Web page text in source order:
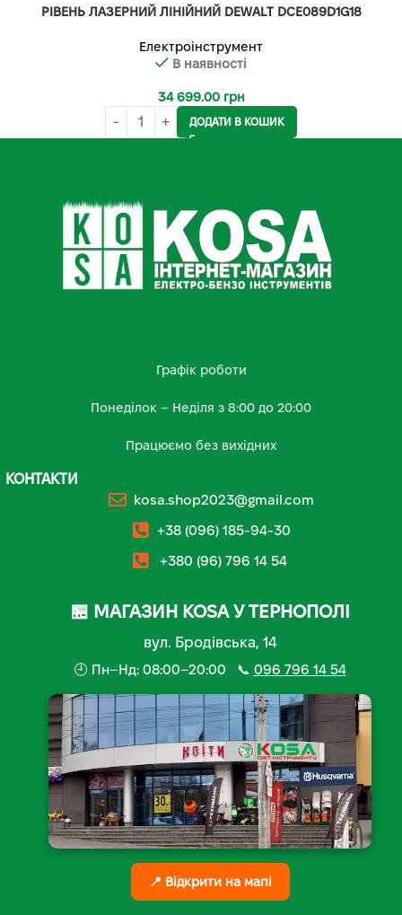
РІВЕНЬ ЛАЗЕРНИЙ ЛІНІЙНИЙ DEWALT DCE089D1G18
Електроінструмент
В наявності
34 699.00 грн
ДОДАТИ В КОШИК
Графік роботи
Понеділок – Неділя з 8:00 до 20:00
Працюємо без вихідних
КОНТАКТИ
kosa.shop2023@gmail.com
+38 (096) 185-94-30
+380 (96) 796 14 54
🏪 МАГАЗИН KOSA У ТЕРНОПОЛІ
вул. Бродівська, 14
🕘 Пн–Нд: 08:00–20:00 📞 096 796 14 54
📍 Відкрити на мапі